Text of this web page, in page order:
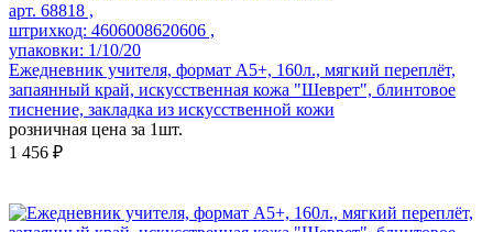
арт. 68818 ,
штрихкод: 4606008620606 ,
упаковки: 1/10/20
Ежедневник учителя, формат А5+, 160л., мягкий переплёт,
запаянный край, искусственная кожа "Шеврет", блинтовое
тиснение, закладка из искусственной кожи
розничная цена за 1шт.
1 456 ₽